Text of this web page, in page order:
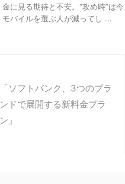
金に見る期待と不安。“攻め時”は
モバイルを選ぶ人が減ってし ...
「ソフトバンク、3つのブラ
ンドで展開する新料金プラ
ン」